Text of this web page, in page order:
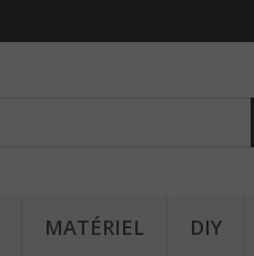
MATÉRIEL DIY